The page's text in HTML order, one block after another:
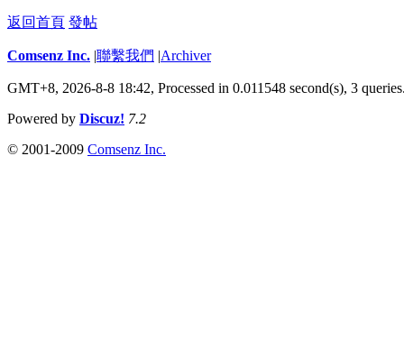
返回首頁 發帖
Comsenz Inc. |聯繫我們 |Archiver
GMT+8, 2026-8-8 18:42, Processed in 0.011548 second(s), 3 queries
Powered by Discuz! 7.2
© 2001-2009 Comsenz Inc.